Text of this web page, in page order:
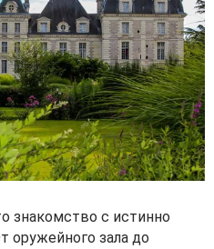
знакомство с истинно
оружейного зала до